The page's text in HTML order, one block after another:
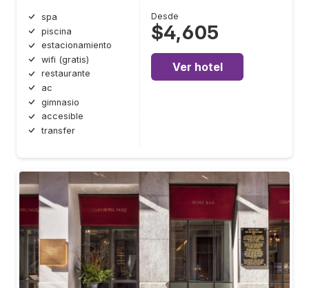
spa
piscina
estacionamiento
wifi (gratis)
restaurante
ac
gimnasio
accesible
transfer
Desde
$4,605
Ver hotel